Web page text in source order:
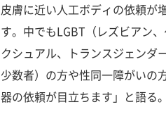
皮膚に近い人工ボディの依頼が
す。中でもLGBT（レズビアン
クシュアル、トランスジェンダ
少数者）の方や性同一障がいの
器の依頼が目立ちます」と語る